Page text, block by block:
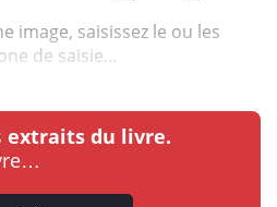
image, saisissez le ou les
de saisie...
extraits du livre.